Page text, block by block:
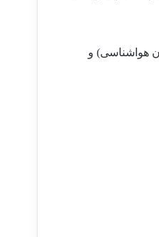
هواشناسی) و